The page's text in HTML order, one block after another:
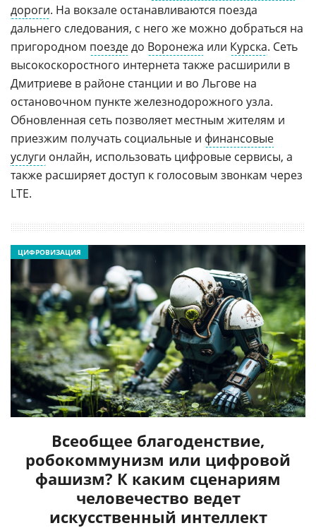
дороги. На вокзале останавливаются поезда
дальнего следования, с него же можно добраться на
пригородном поездедо Воронежа или Курска. Сеть
высокоскоростного интернета также расширили в
Дмитриеве в районе станции и во Льгове на
остановочном пункте железнодорожного узла.
Обновленная сеть позволяет местным жителям и
приезжим получать социальные и финансовые
услуги онлайн, использовать цифровые сервисы, а
также расширяет доступ к голосовым звонкам через
LTE.
Всеобщее благоденствие,
робокоммунизм или цифровой
фашизм? К каким сценариям
человечество ведет
искусственный интеллект
ЦИФРОВИЗАЦИЯ